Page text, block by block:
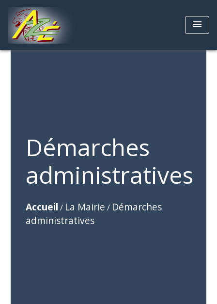
menu
Démarches
administratives
Accueil / La Mairie / Démarches
administratives